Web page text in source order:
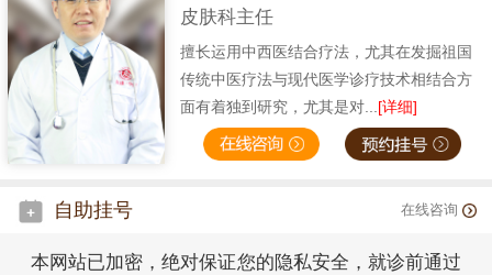
皮肤科主任
擅长运用中西医结合疗法，尤其在发掘祖国
传统中医疗法与现代医学诊疗技术相结合方
面有着独到研究，尤其是对...[详细]
自助挂号 在线咨询
本网站已加密，绝对保证您的隐私安全，就诊前通过